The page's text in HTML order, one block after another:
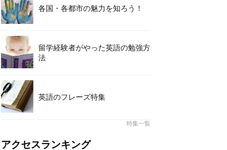
各国・各都市の魅力を知ろう！
留学経験者がやった英語の勉強方
法
英語のフレーズ特集
特集一覧
アクセスランキング